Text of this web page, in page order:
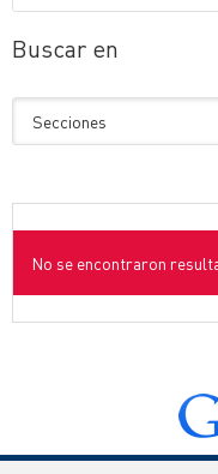
Buscar en
No se encontraron